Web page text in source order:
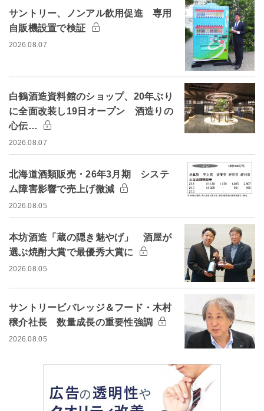
サントリー、ノンアル飲用促進 専用
自販機設置で検証
2026.08.07
白鶴酒造資料館のショップ、20年ぶり
に全面改装し19日オープン 酒造りの
心伝…
2026.08.07
北海道酒類販売・26年3月期 システ
ム障害影響で売上げ微減
2026.08.05
本坊酒造「蔵の隠き魅やげ」 酒屋が
選ぶ焼酎大賞で最優秀大賞に
2026.08.05
サントリービバレッジ＆フード・木村
穣介社長 数量成長の重要性強調
2026.08.05